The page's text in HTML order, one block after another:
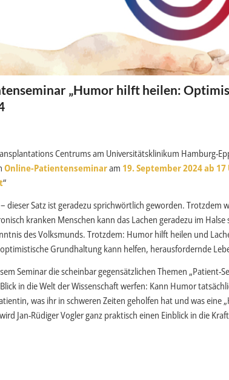
„Humor hilft heilen:
Centrums am Universitätsklinikum Hamburg-
Online-Patientenseminaram 19. September 2024 ab 17
“
dieser Satz ist geradezu sprichwörtlich geworden.
kranken Menschen kann das Lachen geradezu im
des Volksmunds. Trotzdem: Humor hilft heilen und
Grundhaltung kann helfen, herausfordernde
Seminar die scheinbar gegensätzlichen Themen „Patient-
in die Welt der Wissenschaft werfen: Kann Humor
was ihr in schweren Zeiten geholfen hat und was eine
Jan-Rüdiger Vogler ganz praktisch einen Einblick in die